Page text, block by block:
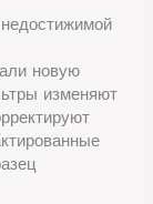
новую
изменяют